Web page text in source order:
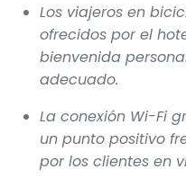
Los viajeros en
ofrecidos por el
bienvenida
adecuado.
La conexión Wi-Fi
un punto positivo
por los clientes en